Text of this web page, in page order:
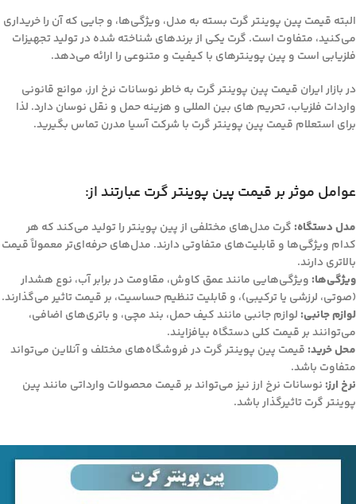
البته قیمت پین پوینتر گرت بسته به مدل، ویژگی‌ها، و جایی که آن را خریداری
می‌کنید، متفاوت است. گرت یکی از برندهای شناخته شده در تولید تجهیزات
فلزیابی است و پین پوینترهای با کیفیت و متنوعی را ارائه می‌دهد.
در بازار ایران قیمت پین پوینتر گرت به خاطر نوسانات نرخ ارز، موانع قانونی
واردات فلزیاب، تحریم های بین المللی و هزینه حمل و نقل نوسان دارد. لذا
برای استعلام قیمت پین پوینتر گرت با شرکت آسیا مدرن تماس بگیرید.
عوامل موثر بر قیمت پین پوینتر گرت عبارتند از:
مدل دستگاه: گرت مدل‌های مختلفی از پین پوینتر را تولید می‌کند که هر
کدام ویژگی‌ها و قابلیت‌های متفاوتی دارند. مدل‌های حرفه‌ای‌تر معمولاً قیمت
بالاتری دارند.
ویژگی‌ها: ویژگی‌هایی مانند عمق کاوش، مقاومت در برابر آب، نوع هشدار
(صوتی، لرزشی یا ترکیبی)، و قابلیت تنظیم حساسیت، بر قیمت تاثیر می‌گذارند.
لوازم جانبی: لوازم جانبی مانند کیف حمل، بند مچی، و باتری‌های اضافی،
می‌توانند بر قیمت کلی دستگاه بیافزایند.
محل خرید: قیمت پین پوینتر گرت در فروشگاه‌های مختلف و آنلاین می‌تواند
متفاوت باشد.
نرخ ارز: نوسانات نرخ ارز نیز می‌تواند بر قیمت محصولات وارداتی مانند پین
پوینتر گرت تاثیرگذار باشد.